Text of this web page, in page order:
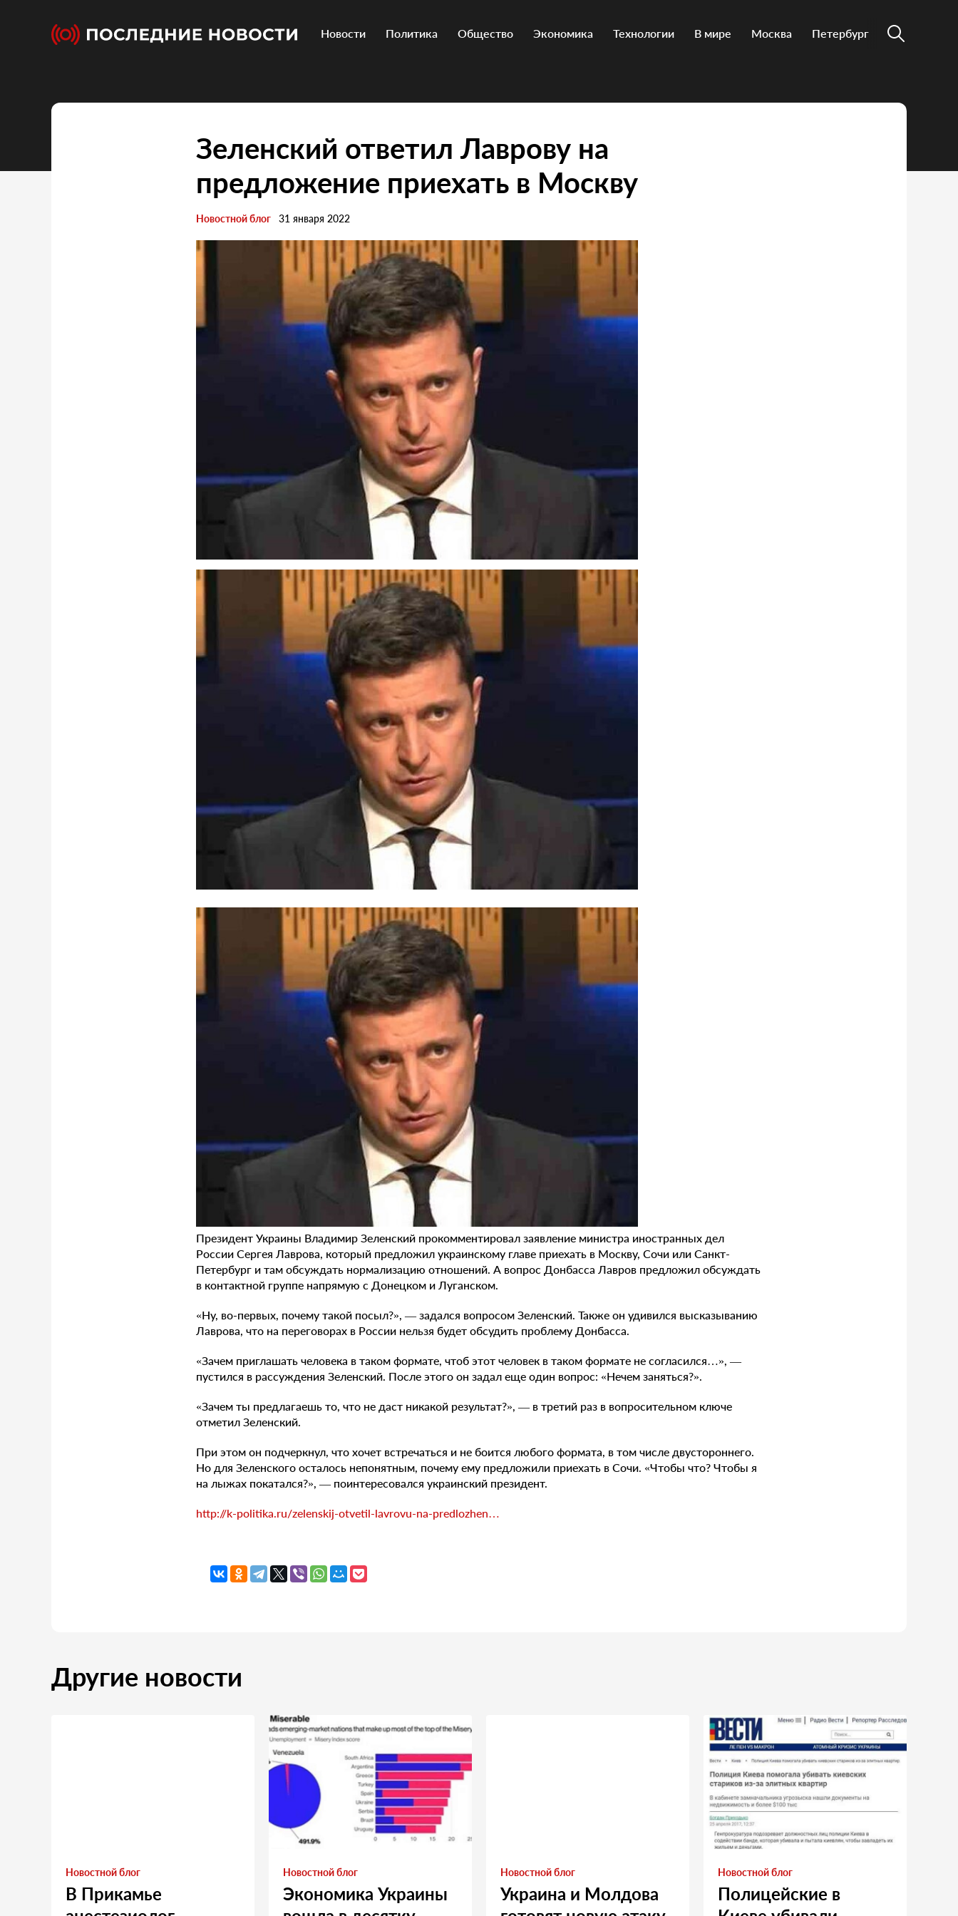
Новости Политика Общество Экономика Технологии В мире Москва Петербург
Зеленский ответил Лаврову на
предложение приехать в Москву
Новостной блог 31 января 2022
Президент Украины Владимир Зеленский прокомментировал заявление министра иностранных дел
России Сергея Лаврова, который предложил украинскому главе приехать в Москву, Сочи или Санкт-
Петербург и там обсуждать нормализацию отношений. А вопрос Донбасса Лавров предложил обсуждать
в контактной группе напрямую с Донецком и Луганском.
«Ну, во-первых, почему такой посыл?», — задался вопросом Зеленский. Также он удивился высказыванию
Лаврова, что на переговорах в России нельзя будет обсудить проблему Донбасса.
«Зачем приглашать человека в таком формате, чтоб этот человек в таком формате не согласился…», —
пустился в рассуждения Зеленский. После этого он задал еще один вопрос: «Нечем заняться?».
«Зачем ты предлагаешь то, что не даст никакой результат?», — в третий раз в вопросительном ключе
отметил Зеленский.
При этом он подчеркнул, что хочет встречаться и не боится любого формата, в том числе двустороннего.
Но для Зеленского осталось непонятным, почему ему предложили приехать в Сочи. «Чтобы что? Чтобы я
на лыжах покатался?», — поинтересовался украинский президент.
http://k-politika.ru/zelenskij-otvetil-lavrovu-na-predlozhen…
Другие новости
Новостной блог
В Прикамье
Новостной блог
Экономика Украины
Новостной блог
Украина и Молдова
Новостной блог
Полицейские в